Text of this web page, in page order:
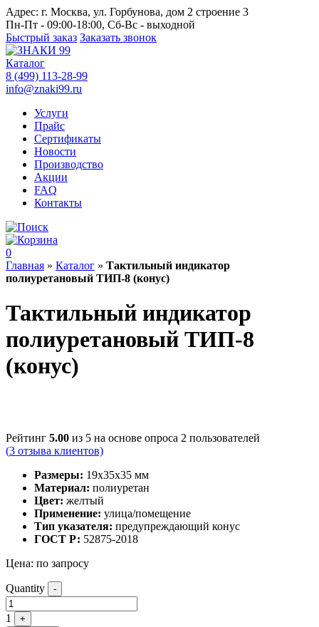
Адрес: г. Москва, ул. Горбунова, дом 2 строение 3
Пн-Пт - 09:00-18:00, Сб-Вс - выходной
Быстрый заказ Заказать звонок
Каталог
8 (499) 113-28-99
info@znaki99.ru
Услуги
Прайс
Сертификаты
Новости
Производство
Акции
FAQ
Контакты
0
Главная » Каталог » Тактильный индикатор
полиуретановый ТИП-8 (конус)
Тактильный индикатор
полиуретановый ТИП-8
(конус)
Рейтинг 5.00 из 5 на основе опроса 2 пользователей
(3 отзыва клиентов)
Размеры: 19x35x35 мм
Материал: полиуретан
Цвет: желтый
Применение: улица/помещение
Тип указателя: предупреждающий конус
ГОСТ Р: 52875-2018
Цена: по запросу
Quantity -
1
+